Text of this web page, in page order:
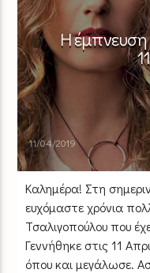
Η
11/04/2019
Καλημέρα! Στη
ευχόμαστε χρόνια
Τσαλιγοπούλου που
Γεννήθηκε στις 11
όπου και μεγάλωσε.